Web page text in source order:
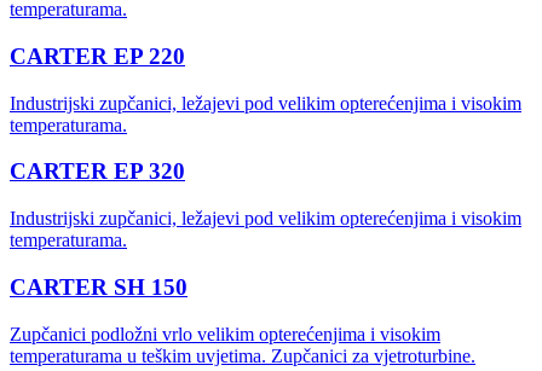
temperaturama.
CARTER EP 220
Industrijski zupčanici, ležajevi pod velikim opterećenjima i visokim
temperaturama.
CARTER EP 320
Industrijski zupčanici, ležajevi pod velikim opterećenjima i visokim
temperaturama.
CARTER SH 150
Zupčanici podložni vrlo velikim opterećenjima i visokim
temperaturama u teškim uvjetima. Zupčanici za vjetroturbine.